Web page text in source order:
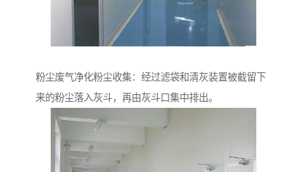
粉尘废气净化粉尘收集：经过滤袋和清灰装置被截留下
来的粉尘落入灰斗，再由灰斗口集中排出。